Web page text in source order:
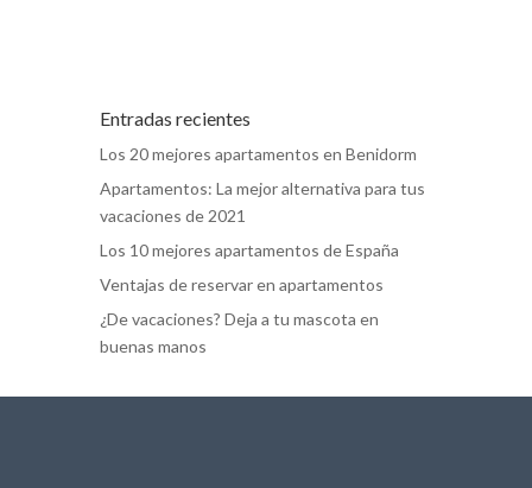
Entradas recientes
Los 20 mejores apartamentos en Benidorm
Apartamentos: La mejor alternativa para tus
vacaciones de 2021
Los 10 mejores apartamentos de España
Ventajas de reservar en apartamentos
¿De vacaciones? Deja a tu mascota en
buenas manos